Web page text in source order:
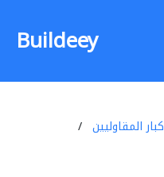
Buildeey
كبار المقاوليين